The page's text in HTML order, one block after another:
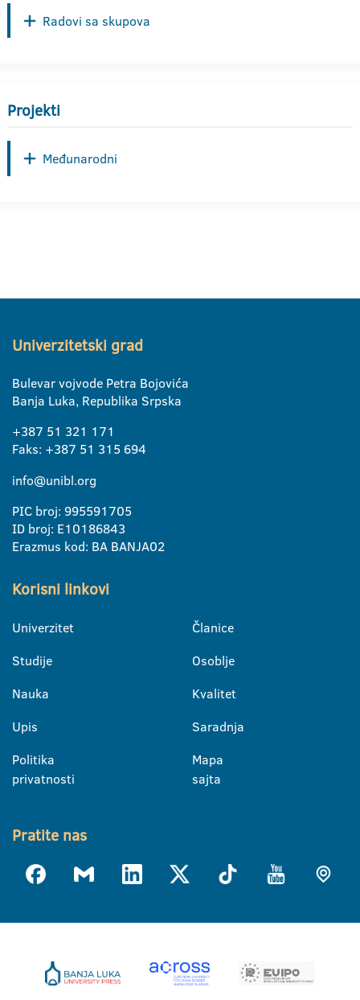
Radovi sa skupova
Projekti
Međunarodni
Univerzitetski grad
Bulevar vojvode Petra Bojovića
Banja Luka, Republika Srpska
+387 51 321 171
Faks: +387 51 315 694
info@unibl.org
PIC broj: 995591705
ID broj: E10186843
Erazmus kod: BA BANJA02
Korisni linkovi
Univerzitet
Studije
Nauka
Upis
Politika
privatnosti
Članice
Osoblje
Kvalitet
Saradnja
Mapa
sajta
Pratite nas